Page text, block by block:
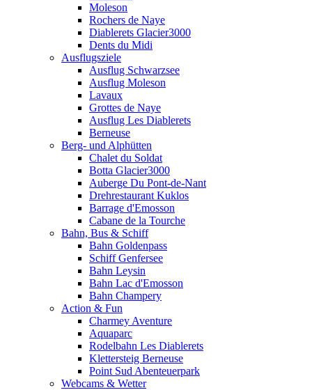
Moleson
Rochers de Naye
Diablerets Glacier3000
Dents du Midi
Ausflugsziele
Ausflug Schwarzsee
Ausflug Moleson
Lavaux
Grottes de Naye
Ausflug Les Diablerets
Berneuse
Berg- und Alphütten
Chalet du Soldat
Botta Glacier3000
Auberge Du Pont-de-Nant
Drehrestaurant Kuklos
Barrage d'Emosson
Cabane de la Tourche
Bahn, Bus & Schiff
Bahn Goldenpass
Schiff Genfersee
Bahn Leysin
Bahn Lac d'Emosson
Bahn Champery
Action & Fun
Charmey Aventure
Aquaparc
Rodelbahn Les Diablerets
Klettersteig Berneuse
Point Sud Abenteuerpark
Webcams & Wetter